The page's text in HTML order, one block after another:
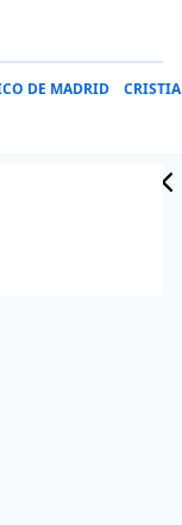
DE MADRID
quien puso
Lionel